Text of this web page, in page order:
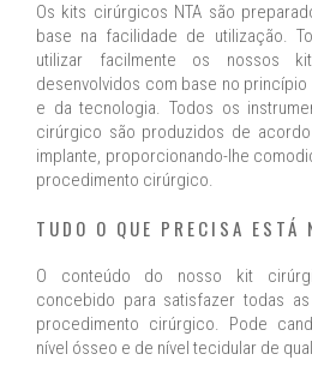
Os kits cirúrgicos NTA são
base na facilidade de utilização.
utilizar facilmente os nossos
desenvolvidos com base no
e da tecnologia. Todos os
cirúrgico são produzidos de
implante, proporcionando-lhe
procedimento cirúrgico.
TUDO O QUE PRECISA ESTÁ
O conteúdo do nosso kit
concebido para satisfazer todas
procedimento cirúrgico. Pode
nível ósseo e de nível tecidular de